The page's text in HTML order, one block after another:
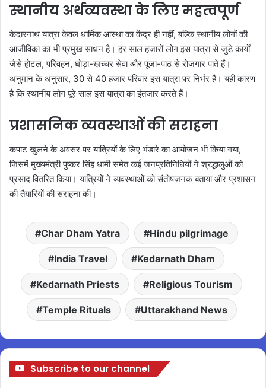
स्थानीय अर्थव्यवस्था के लिए महत्वपूर्ण
केदारनाथ यात्रा केवल धार्मिक आस्था का केंद्र ही नहीं, बल्कि स्थानीय लोगों की
आजीविका का भी प्रमुख साधन है। हर साल हजारों लोग इस यात्रा से जुड़े कार्यों
जैसे होटल, परिवहन, घोड़ा-खच्चर सेवा और पूजा-पाठ से रोजगार पाते हैं।
अनुमान के अनुसार, 30 से 40 हजार परिवार इस यात्रा पर निर्भर हैं। यही कारण
है कि स्थानीय लोग पूरे साल इस यात्रा का इंतजार करते हैं।
प्रशासनिक व्यवस्थाओं की सराहना
कपाट खुलने के अवसर पर यात्रियों के लिए भंडारे का आयोजन भी किया गया,
जिसमें मुख्यमंत्री पुष्कर सिंह धामी समेत कई जनप्रतिनिधियों ने श्रद्धालुओं को
प्रसाद वितरित किया। यात्रियों ने व्यवस्थाओं को संतोषजनक बताया और प्रशासन
की तैयारियों की सराहना की।
Char Dham Yatra Hindu pilgrimage
India Travel Kedarnath Dham
Kedarnath Priests Religious Tourism
Temple Rituals Uttarakhand News
Subscribe to our channel